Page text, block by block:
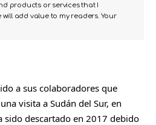
products or services that I
add value to my readers. Your
a sus colaboradores que
visita a Sudán del Sur, en
sido descartado en 2017 debido